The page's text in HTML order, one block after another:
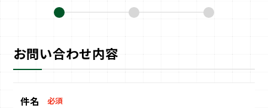
お問い合わせ内容
件名 必須